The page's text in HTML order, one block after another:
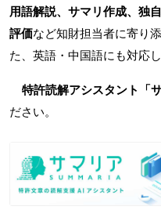
用語解説、サマリ作成、独
評価など知財担当者に寄り
た、英語・中国語にも対応し
特許読解アシスタント「
ださい。